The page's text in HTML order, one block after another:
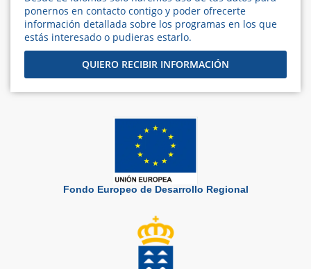
ponernos en contacto contigo y poder ofrecerte
información detallada sobre los programas en los que
estás interesado o pudieras estarlo.
QUIERO RECIBIR INFORMACIÓN
Fondo Europeo de Desarrollo Regional